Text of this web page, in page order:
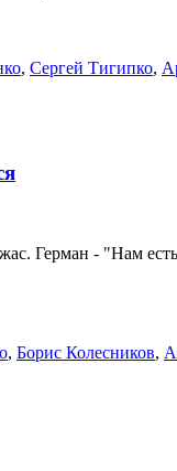
, Сергей Тигипко,
Герман - "Нам
, Борис Колесников,